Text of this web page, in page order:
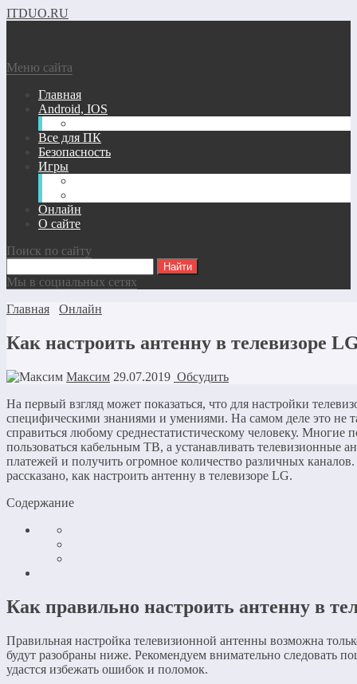
ITDUO.RU
Меню сайта
Главная
Android, IOS
Все для ПК
Безопасность
Игры
Онлайн
О сайте
Поиск по сайту
Мы в социальных сетях
Главная
Онлайн
Как настроить антенну в телевизоре
Максим 29.07.2019 Обсудить
На первый взгляд может показаться, что для настройки
специфическими знаниями и умениями. На самом деле это не
справиться любому среднестатистическому человеку. Многие
пользоваться кабельным ТВ, а устанавливать телевизионные
платежей и получить огромное количество различных
рассказано, как настроить антенну в телевизоре LG.
Содержание
Как правильно настроить антенну в
Правильная настройка телевизионной антенны возможна
будут разобраны ниже. Рекомендуем внимательно следовать
удастся избежать ошибок и поломок.